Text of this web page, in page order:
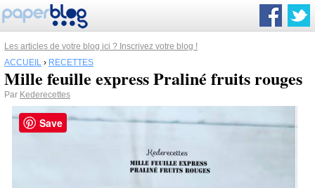
Les articles de votre blog ici ? Inscrivez votre blog !
ACCUEIL › RECETTES
Mille feuille express Praliné fruits rouges
Par Kederecettes
Save